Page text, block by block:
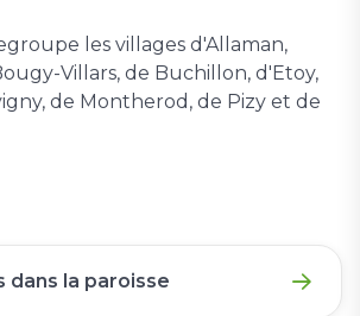
les villages d'Allaman,
Villars, de Buchillon, d'Etoy,
de Montherod, de Pizy et de
dans la paroisse